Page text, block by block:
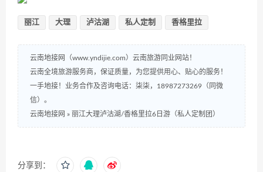
丽江 大理 泸沽湖 私人定制 香格里拉
云南地接网（www.yndijie.com）云南旅游同业网站！
云南全境旅游服务商，保证质量，为您提供用心、贴心的服务！
一手地接！业务合作及咨询电话：柒柒，18987273269（同微
信）。
云南地接网 » 丽江大理泸沽湖/香格里拉6日游（私人定制团）
分享到：